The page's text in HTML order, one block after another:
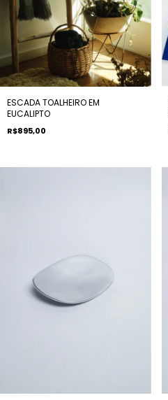
ESCADA TOALHEIRO EM
EUCALIPTO
R$895,00